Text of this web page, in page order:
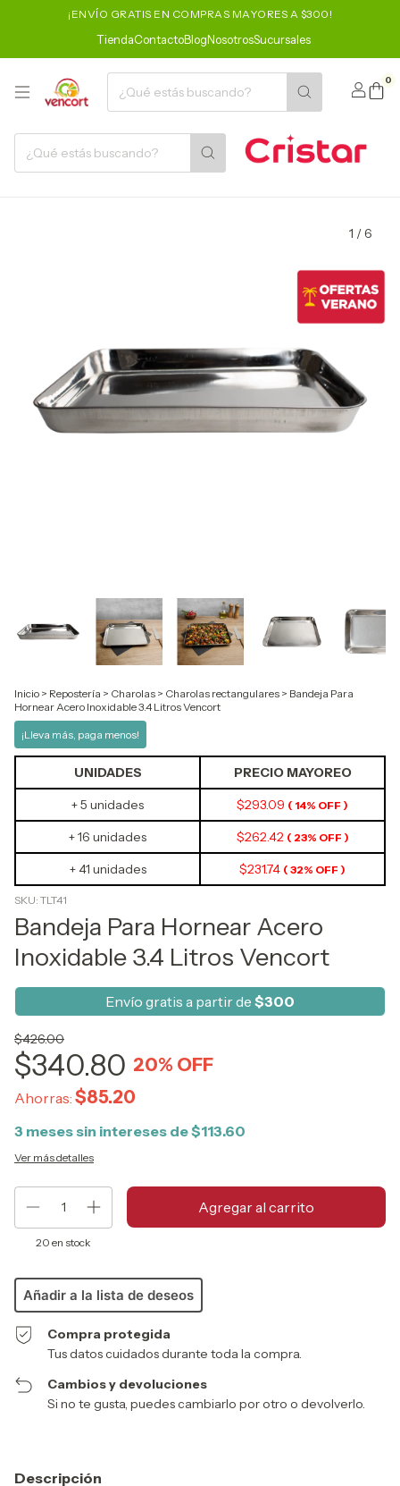
¡ENVÍO GRATIS EN COMPRAS MAYORES A $300!
TiendaContactoBlogNosotrosSucursales
0
1 /6
Inicio > Repostería > Charolas > Charolas rectangulares > Bandeja Para
Hornear Acero Inoxidable 3.4 Litros Vencort
¡Lleva más, paga menos!
PRECIO MAYOREO
UNIDADES
$293.09 ( 14% OFF )
+ 5 unidades
$262.42 ( 23% OFF )
+ 16 unidades
$231.74 ( 32% OFF )
+ 41 unidades
SKU: TLT41
Bandeja Para Hornear Acero
Inoxidable 3.4 Litros Vencort
Envío gratis a partir de $300
$426.00
$340.80 20% OFF
Ahorras: $85.20
3 meses sin intereses de$113.60
Ver más detalles
Añadir a la lista de deseos
20 en stock
Compra protegida
Tus datos cuidados durante toda la compra.
Cambios y devoluciones
Si no te gusta, puedes cambiarlo por otro o devolverlo.
Descripción